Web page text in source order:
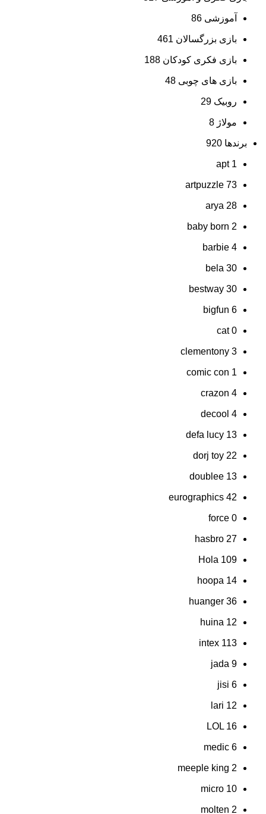
آموزشی 86
بازی بزرگسالان 461
بازی فکری کودکان 188
بازی های چوبی 48
روبیک 29
مولاژ 8
برندها 920
apt 1
artpuzzle 73
arya 28
baby born 2
barbie 4
bela 30
bestway 30
bigfun 6
cat 0
clementony 3
comic con 1
crazon 4
decool 4
defa lucy 13
dorj toy 22
doublee 13
eurographics 42
force 0
hasbro 27
Hola 109
hoopa 14
huanger 36
huina 12
intex 113
jada 9
jisi 6
lari 12
LOL 16
medic 6
meeple king 2
micro 10
molten 2